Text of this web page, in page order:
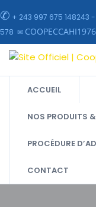
✆ + 243 997 675 148243
578 ✉
ACCUEIL
NOS PRODUITS
PROCÉDURE
CONTACT